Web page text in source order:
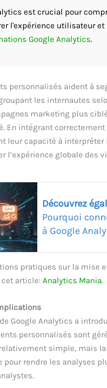
est crucial pour
l'expérience utilisateur et
Google Analytics.
personnalisés aident à
les internautes
marketing plus
En intégrant
leur capacité à
l’expérience globale des
Découvrez
Pourquoi
à Google
pratiques sur la mise
article: Analytics Mania.
Google Analytics a
personnalisés sont
simple, mais
rendre les analyses